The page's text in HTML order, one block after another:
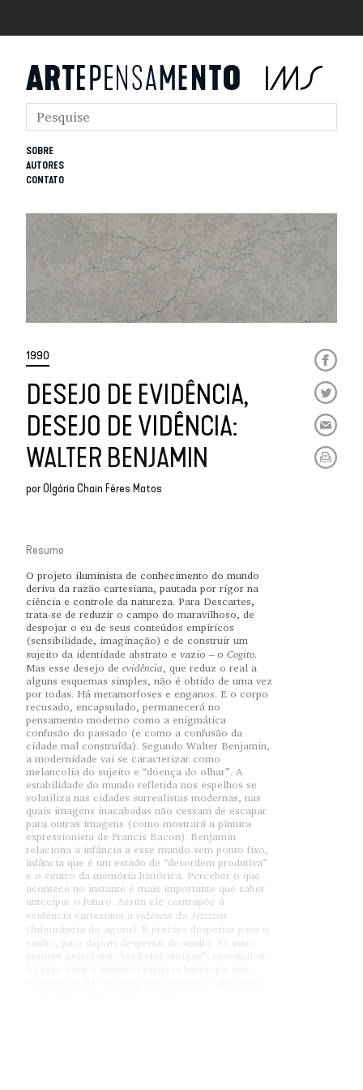
SOBRE
AUTORES
CONTATO
1990
DESEJO DE EVIDÊNCIA,
DESEJO DE VIDÊNCIA:
WALTER BENJAMIN
porOlgária Chain Féres Matos
Resumo
O projeto iluminista de conhecimento do mundo
deriva da razão cartesiana, pautada por rigor na
ciência e controle da natureza. Para Descartes,
trata-se de reduzir o campo do maravilhoso, de
despojar o eu de seus conteúdos empíricos
(sensibilidade, imaginação) e de construir um
sujeito da identidade abstrato e vazio – o Cogito.
Mas esse desejo de evidência , que reduz o real a
alguns esquemas simples, não é obtido de uma vez
por todas. Há metamorfoses e enganos. E o corpo
recusado, encapsulado, permanecerá no
pensamento moderno como a enigmática
confusão do passado (e como a confusão da
cidade mal construída). Segundo Walter Benjamin,
a modernidade vai se caracterizar como
melancolia do sujeito e “doença do olhar”. A
estabilidade do mundo refletida nos espelhos se
volatiliza nas cidades surrealistas modernas, nas
quais imagens inacabadas não cessam de escapar
para outras imagens (como mostrará a pintura
expressionista de Francis Bacon). Benjamin
relaciona a infância a esse mundo sem ponto fixo,
infância que é um estado de “desordem produtiva”
e o centro da memória histórica. Perceber o que
acontece no instante é mais importante que saber
antecipar o futuro. Assim ele contrapõe à
evidência cartesiana a vidência do Jetztzeit
(fulgurância do agora). É preciso despertar para o
sonho, para depois despertar do sonho. Só isso
permite perscrutar “verdades antigas”, reconciliar